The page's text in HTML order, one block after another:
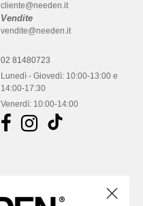
cliente@needen.it
Vendite
vendite@needen.it
02 81480723
Lunedì - Giovedì: 10:00-13:00 e
14:00-17:30
Venerdì: 10:00-14:00